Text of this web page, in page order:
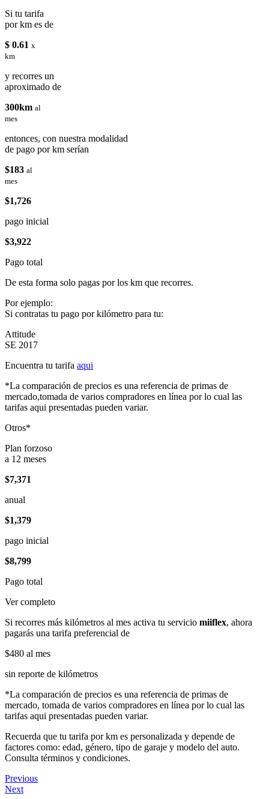
Si tu tarifa
por km es de
$ 0.61 x
km
y recorres un
aproximado de
300km al
mes
entonces, con nuestra modalidad
de pago por km serían
$183 al
mes
$1,726
pago inicial
$3,922
Pago total
De esta forma solo pagas por los km que recorres.
Por ejemplo:
Si contratas tu pago por kilómetro para tu:
Attitude
SE 2017
Encuentra tu tarifa aqui
*La comparación de precios es una referencia de primas de
mercado,tomada de varios compradores en línea por lo cual las
tarifas aqui presentadas pueden variar.
Otros*
Plan forzoso
a 12 meses
$7,371
anual
$1,379
pago inicial
$8,799
Pago total
Ver completo
Si recorres más kilómetros al mes activa tu servicio miiflex, ahora
pagarás una tarifa preferencial de
$480 al mes
sin reporte de kilómetros
*La comparación de precios es una referencia de primas de
mercado, tomada de varios compradores en línea por lo cual las
tarifas aqui presentadas pueden variar.
Recuerda que tu tarifa por km es personalizada y depende de
factores como: edad, género, tipo de garaje y modelo del auto.
Consulta términos y condiciones.
Previous
Next